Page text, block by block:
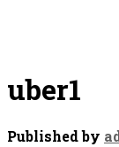
uber1
Published by